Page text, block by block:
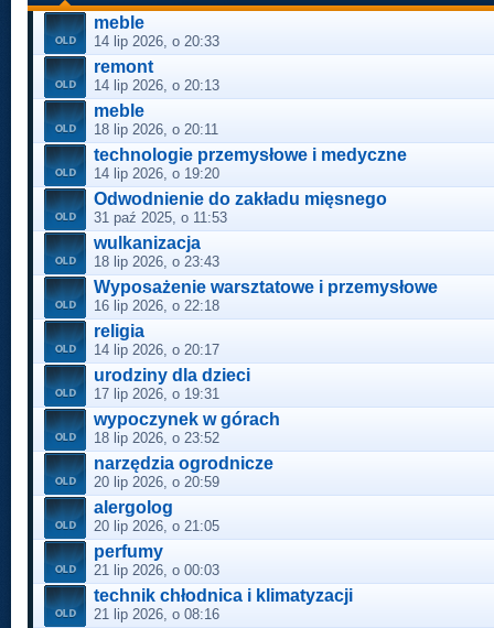
meble
14 lip 2026, o 20:33
remont
14 lip 2026, o 20:13
meble
18 lip 2026, o 20:11
technologie przemysłowe i medyczne
14 lip 2026, o 19:20
Odwodnienie do zakładu mięsnego
31 paź 2025, o 11:53
wulkanizacja
18 lip 2026, o 23:43
Wyposażenie warsztatowe i przemysłowe
16 lip 2026, o 22:18
religia
14 lip 2026, o 20:17
urodziny dla dzieci
17 lip 2026, o 19:31
wypoczynek w górach
18 lip 2026, o 23:52
narzędzia ogrodnicze
20 lip 2026, o 20:59
alergolog
20 lip 2026, o 21:05
perfumy
21 lip 2026, o 00:03
technik chłodnica i klimatyzacji
21 lip 2026, o 08:16